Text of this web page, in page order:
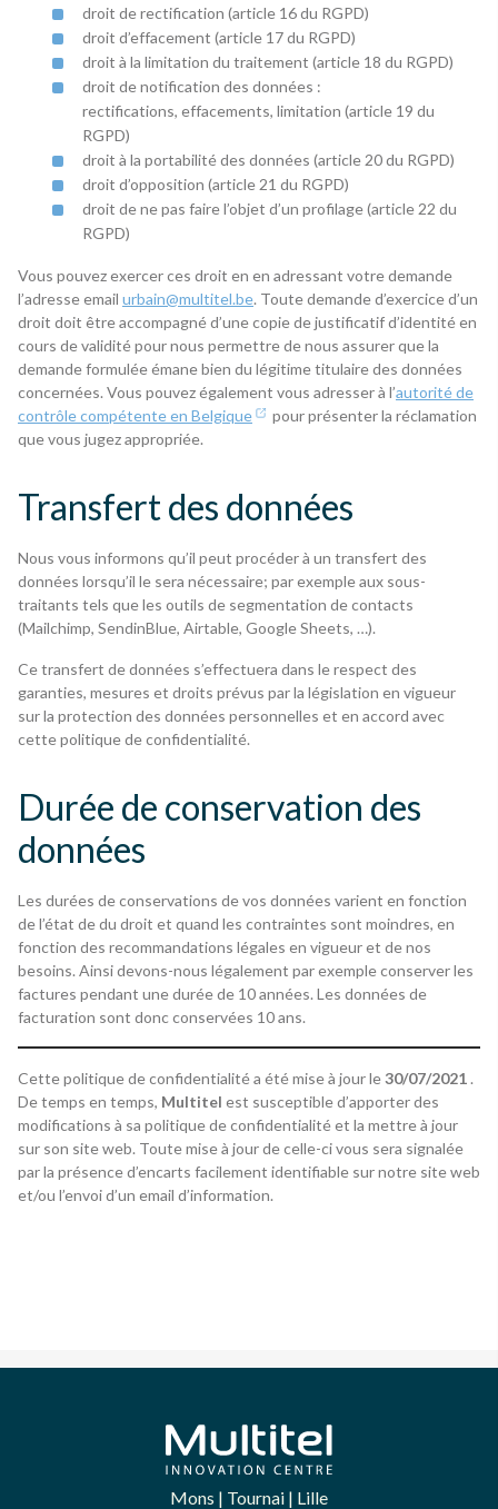
droit de rectification (article 16 du RGPD)
droit d’effacement (article 17 du RGPD)
droit à la limitation du traitement (article 18 du RGPD)
droit de notification des données :
rectifications, effacements, limitation (article 19 du
RGPD)
droit à la portabilité des données (article 20 du RGPD)
droit d’opposition (article 21 du RGPD)
droit de ne pas faire l’objet d’un profilage (article 22 du
RGPD)
Vous pouvez exercer ces droit en en adressant votre demande
l’adresse email urbain@multitel.be. Toute demande d’exercice d’un
droit doit être accompagné d’une copie de justificatif d’identité en
cours de validité pour nous permettre de nous assurer que la
demande formulée émane bien du légitime titulaire des données
concernées. Vous pouvez également vous adresser à l’autorité de
contrôle compétente en Belgique
pour présenter la réclamation
que vous jugez appropriée.
Transfert des données
Nous vous informons qu’il peut procéder à un transfert des
données lorsqu’il le sera nécessaire; par exemple aux sous-
traitants tels que les outils de segmentation de contacts
(Mailchimp, SendinBlue, Airtable, Google Sheets, …).
Ce transfert de données s’effectuera dans le respect des
garanties, mesures et droits prévus par la législation en vigueur
sur la protection des données personnelles et en accord avec
cette politique de confidentialité.
Durée de conservation des
données
Les durées de conservations de vos données varient en fonction
de l’état de du droit et quand les contraintes sont moindres, en
fonction des recommandations légales en vigueur et de nos
besoins. Ainsi devons-nous légalement par exemple conserver les
factures pendant une durée de 10 années. Les données de
facturation sont donc conservées 10 ans.
Cette politique de confidentialité a été mise à jour le30/07/2021 .
De temps en temps, Multitel est susceptible d’apporter des
modifications à sa politique de confidentialité et la mettre à jour
sur son site web. Toute mise à jour de celle-ci vous sera signalée
par la présence d’encarts facilement identifiable sur notre site web
et/ou l’envoi d’un email d’information.
Mons | Tournai | Lille